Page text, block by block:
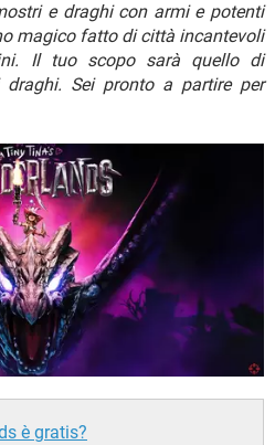
FACEBOOK
e draghi con armi e potenti
magico fatto di città incantevoli
Il tuo scopo sarà quello di
draghi. Sei pronto a partire per
è gratis?